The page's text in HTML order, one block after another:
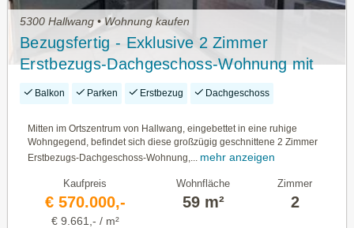
5300 Hallwang • Wohnung kaufen
Bezugsfertig - Exklusive 2 Zimmer
Erstbezugs-Dachgeschoss-Wohnung mit
Balkon in Panoramalage im Ortszentrum
Balkon Parken Erstbezug Dachgeschoss
Mitten im Ortszentrum von Hallwang, eingebettet in eine ruhige
Wohngegend, befindet sich diese großzügig geschnittene 2 Zimmer
Erstbezugs-Dachgeschoss-Wohnung,...
mehr anzeigen
Kaufpreis
€ 570.000,-
€ 9.661,- / m²
Wohnfläche
59 m²
Zimmer
2